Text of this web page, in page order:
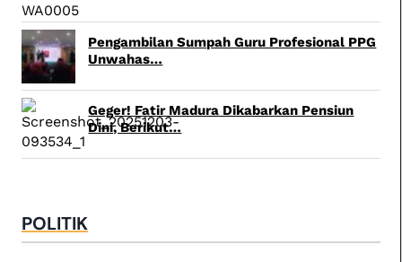
Pengambilan Sumpah Guru Profesional PPG
Unwahas…
Geger! Fatir Madura Dikabarkan Pensiun
Dini, Berikut…
POLITIK